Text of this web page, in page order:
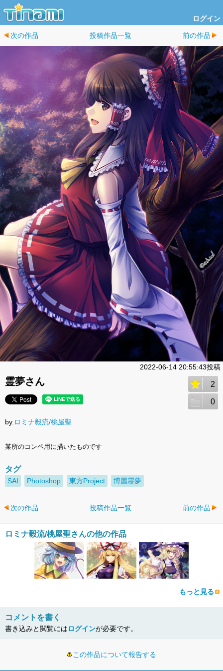
ログイン
次の作品 投稿作品一覧 前の作品
2022-06-14 20:55:43投稿
霊夢さん 2
0
by. ロミナ毅流/桃屋聖
某所のコンペ用に描いたものです
タグ
SAI Photoshop 東方Project 博麗霊夢
次の作品 投稿作品一覧 前の作品
ロミナ毅流/桃屋聖さんの他の作品
もっと見る
コメントを書く
書き込みと閲覧にはログインが必要です。
この作品について報告する